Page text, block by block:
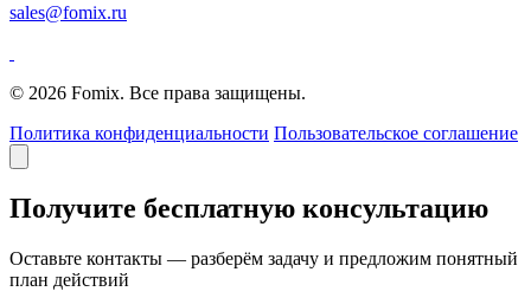
sales@fomix.ru
© 2026 Fomix. Все права защищены.
Политика конфиденциальности Пользовательское соглашение
Получите бесплатную консультацию
Оставьте контакты — разберём задачу и предложим понятный
план действий